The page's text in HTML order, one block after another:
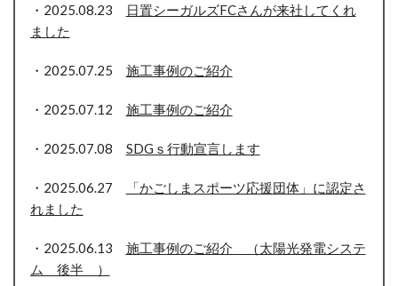
・2025.08.23
日置シーガルズFCさんが来社してくれ
ました
・2025.07.25 施工事例のご紹介
・2025.07.12 施工事例のご紹介
・2025.07.08 SDGｓ行動宣言します
・2025.06.27
「かごしまスポーツ応援団体」に認定さ
れました
・2025.06.13 施工事例のご紹介 （太陽光発電システ
ム 後半 ）